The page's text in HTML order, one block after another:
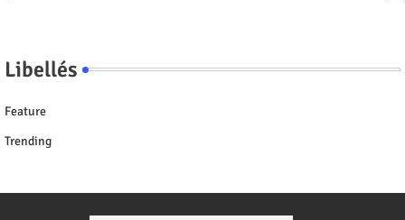
Libellés
Feature
Trending